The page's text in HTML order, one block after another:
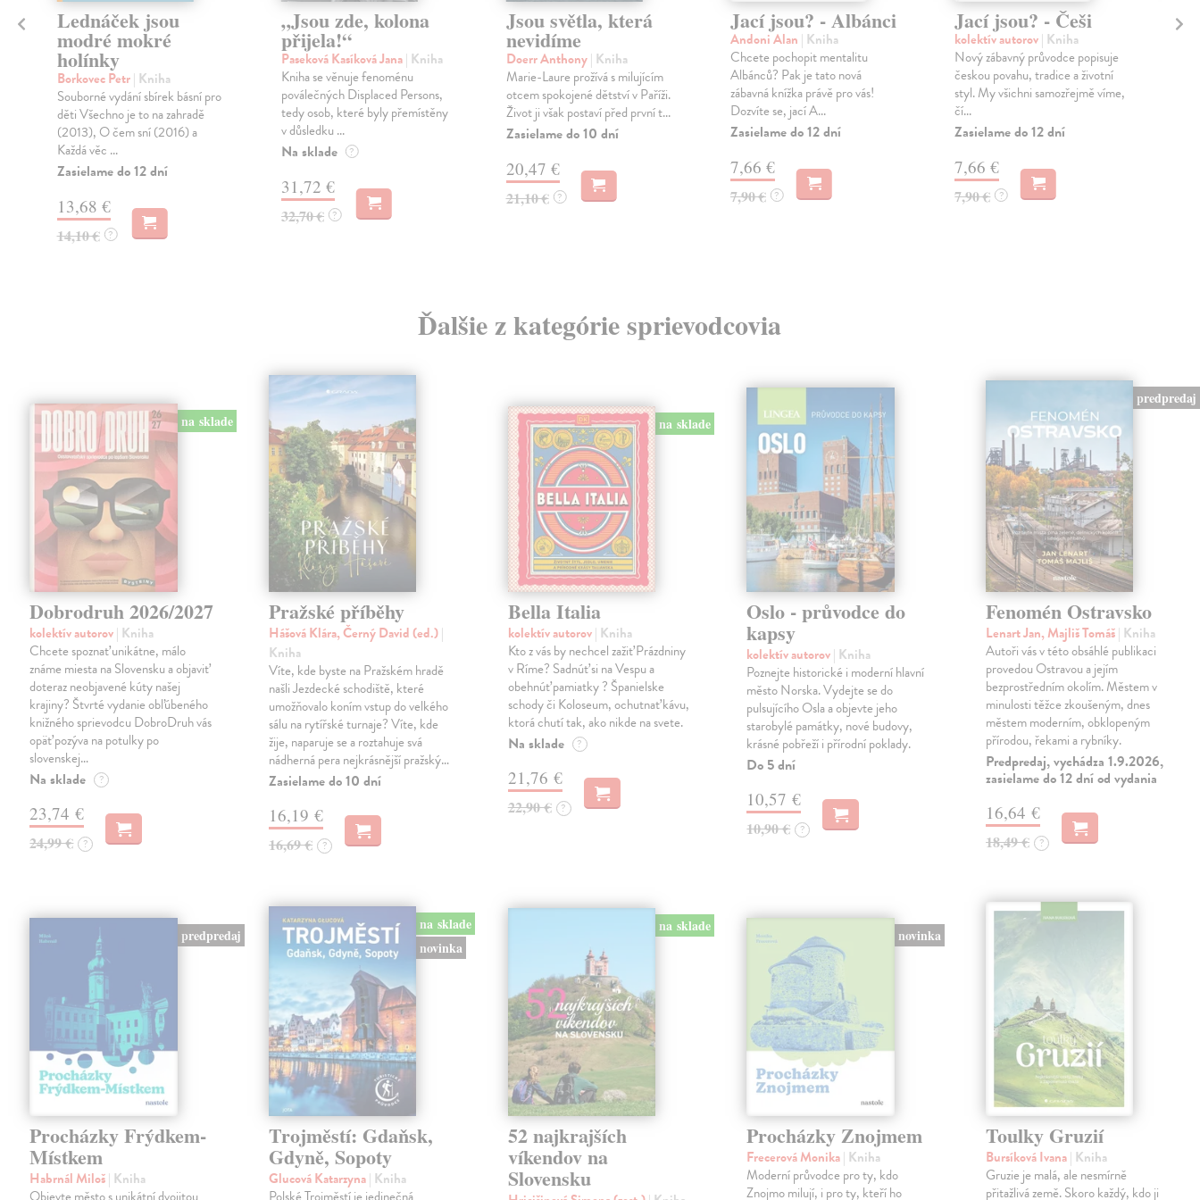
Lednáček jsou
modré mokré
holínky
Borkovec Petr| Kniha
Souborné vydání sbírek básní pro
děti Všechno je to na zahradě
(2013), O čem sní (2016) a
Každá věc ...
Zasielame do 12 dní
13,68 €
14,10 € ?
„Jsou zde, kolona
přijela!“
Paseková Kasíková Jana| Kniha
Kniha se věnuje fenoménu
poválečných Displaced Persons,
tedy osob, které byly přemístěny
v důsledku ...
Na sklade ?
31,72 €
32,70 € ?
Jsou světla, která
nevidíme
Doerr Anthony| Kniha
Marie-Laure prožívá s milujícím
otcem spokojené dětství v Paříži.
Život ji však postaví před první t...
Zasielame do 10 dní
20,47 €
21,10 € ?
Jací jsou? - Albánci
Andoni Alan | Kniha
Chcete pochopit mentalitu
Albánců? Pak je tato nová
zábavná knížka právě pro vás!
Dozvíte se, jací A...
Zasielame do 12 dní
7,66 €
7,90 € ?
Jací jsou? - Češi
kolektív autorov| Kniha
Nový zábavný průvodce popisuje
českou povahu, tradice a životní
styl. My všichni samozřejmě víme,
čí...
Zasielame do 12 dní
7,66 €
7,90 € ?
Ďalšie z kategórie sprievodcovia
na sklade
Dobrodruh 2026/2027
kolektív autorov| Kniha
Chcete spoznať unikátne, málo
známe miesta na Slovensku a objaviť
doteraz neobjavené kúty našej
krajiny? Štvrté vydanie obľúbeného
knižného sprievodcu DobroDruh vás
opäť pozýva na potulky po
slovenskej…
Na sklade ?
23,74 €
24,99 € ?
Pražské příběhy
Hášová Klára, Černý David (ed.)|
Kniha
Víte, kde byste na Pražském hradě
našli Jezdecké schodiště, které
umožňovalo koním vstup do velkého
sálu na rytířské turnaje? Víte, kde
žije, naparuje se a roztahuje svá
nádherná pera nejkrásnější pražský…
Zasielame do 10 dní
16,19 €
16,69 € ?
na sklade
Bella Italia
kolektív autorov| Kniha
Kto z vás by nechcel zažiť Prázdniny
v Ríme? Sadnúť si na Vespu a
obehnúť pamiatky ? Španielske
schody či Koloseum, ochutnať kávu,
ktorá chutí tak, ako nikde na svete.
Na sklade ?
21,76 €
22,90 € ?
Oslo - průvodce do
kapsy
kolektív autorov| Kniha
Poznejte historické i moderní hlavní
město Norska. Vydejte se do
pulsujícího Osla a objevte jeho
starobylé památky, nové budovy,
krásné pobřeží i přírodní poklady.
Do 5 dní
10,57 €
10,90 € ?
predpredaj
Fenomén Ostravsko
Lenart Jan, Majliš Tomáš| Kniha
Autoři vás v této obsáhlé publikaci
provedou Ostravou a jejím
bezprostředním okolím. Městem v
minulosti těžce zkoušeným, dnes
městem moderním, obklopeným
přírodou, řekami a rybníky.
Predpredaj, vychádza 1.9.2026,
zasielame do 12 dní od vydania
16,64 €
18,49 € ?
predpredaj
Procházky Frýdkem-
Místkem
Habrnál Miloš| Kniha
na sklade
novinka
Trojměstí: Gdaňsk,
Gdyně, Sopoty
Glucová Katarzyna| Kniha
na sklade
52 najkrajších
víkendov na
Slovensku
novinka
Procházky Znojmem
Frecerová Monika| Kniha
Moderní průvodce pro ty, kdo
Znojmo milují, i pro ty, kteří ho
Toulky Gruzií
Bursíková Ivana| Kniha
Gruzie je malá, ale nesmírně
přitažlivá země. Skoro každý, kdo ji